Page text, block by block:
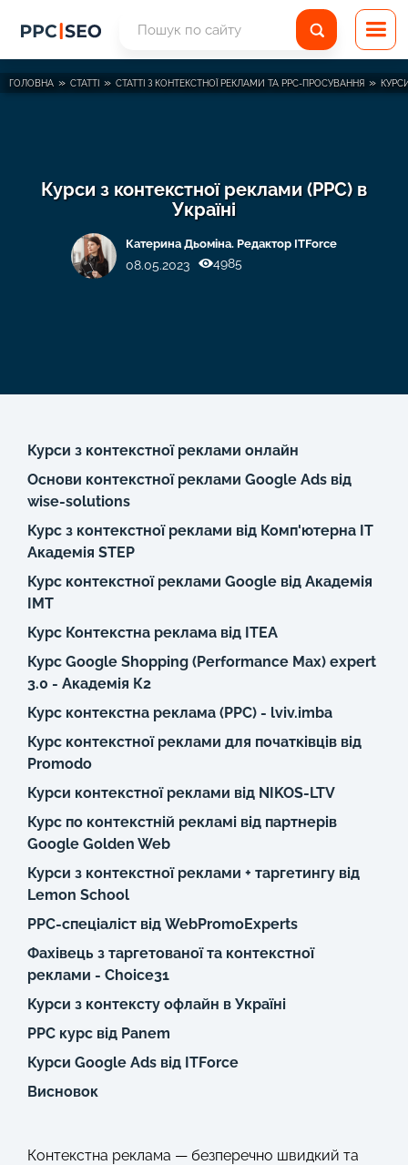
ГОЛОВНА » СТАТТІ » СТАТТІ З КОНТЕКСТНОЇ РЕКЛАМИ ТА PPC-ПРОСУВАННЯ »
Курси з контекстної реклами (PPC) в
Україні
Катерина Дьоміна. Редактор ITForce
08.05.2023 4985
Контекстна реклама — безперечно швидкий та
Курси з контекстної реклами онлайн
Основи контекстної реклами Google Ads від
wise-solutions
Курс з контекстної реклами від Комп'ютерна IT
Академія STEP
Курс контекстної реклами Google від Академія
IMT
Курс Контекстна реклама від ITEA
Курс Google Shopping (Performance Max) expert
3.0 - Академія К2
Курс контекстна реклама (PPC) - lviv.imba
Курс контекстної реклами для початківців від
Promodo
Курси контекстної реклами від NIKOS-LTV
Курс по контекстній рекламі від партнерів
Google Golden Web
Курси з контекстної реклами + таргетингу від
Lemon School
PPC-спеціаліст від WebPromoExperts
Фахівець з таргетованої та контекстної
реклами - Choice31
Курси з контексту офлайн в Україні
РРС курс від Panem
Курси Google Ads від ITForce
Висновок